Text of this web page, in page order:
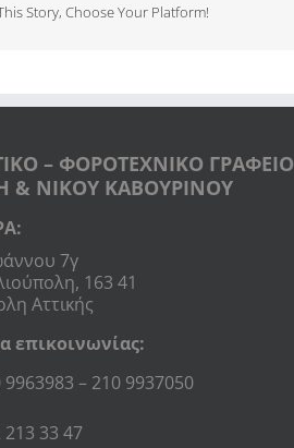
Story, Choose Your Platform!
– ΦΟΡΟΤΕΧΝΙΚΟ ΓΡΑΦΕΙΟ
& ΝΙΚΟΥ ΚΑΒΟΥΡΙΝΟΥ
7γ
163 41
Αττικής
επικοινωνίας:
9963983 – 210 9937050
213 33 47